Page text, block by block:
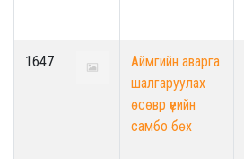
1647
Аймгийн аварга
шалгаруулах
өсөвр үеийн
самбо бөх